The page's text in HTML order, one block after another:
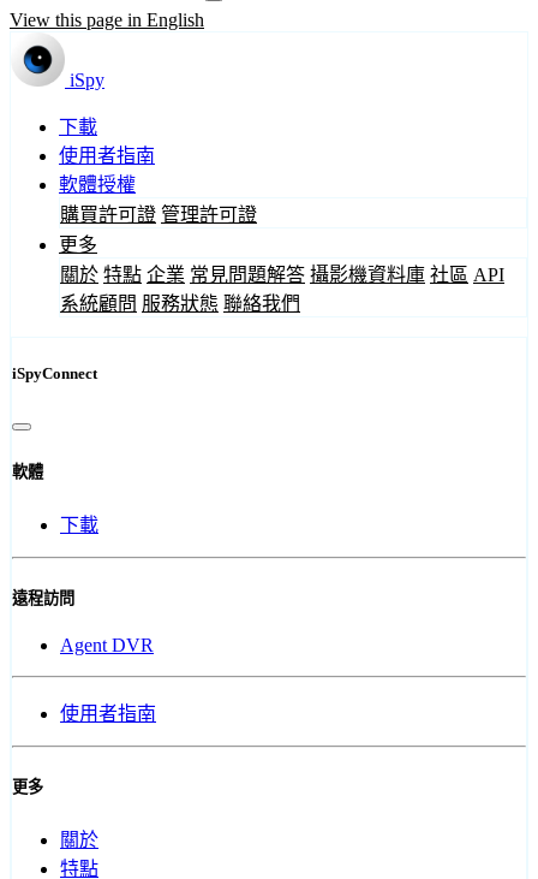
View this page in English
iSpy
下載
使用者指南
軟體授權
購買許可證 管理許可證
更多
關於 特點 企業 常見問題解答 攝影機資料庫 社區 API
系統顧問 服務狀態 聯絡我們
iSpyConnect
軟體
下載
遠程訪問
Agent DVR
使用者指南
更多
關於
特點